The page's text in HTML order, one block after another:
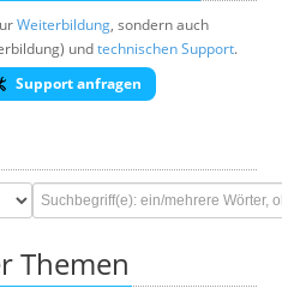
Weiterbildung, sondern auch
undtechnischen Support.
Support anfragen
Themen